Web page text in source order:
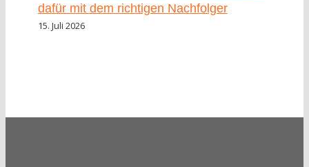
dafür mit dem richtigen Nachfolger
15. Juli 2026